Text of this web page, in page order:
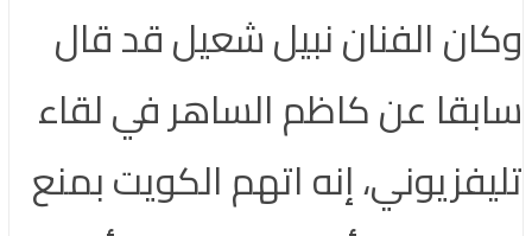
وكان الفنان نبيل شعيل قد قال
سابقا عن كاظم الساهر في لقاء
تليفزيوني، إنه اتهم الكويت بمنع